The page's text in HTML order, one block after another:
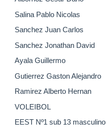
Salina Pablo Nicolas
Sanchez Juan Carlos
Sanchez Jonathan David
Ayala Guillermo
Gutierrez Gaston Alejandro
Ramirez Alberto Hernan
VOLEIBOL
EEST Nº1 sub 13 masculino